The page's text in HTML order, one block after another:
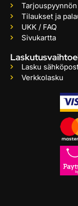
Tilaukset ja
UKK / FAQ
Sivukartta
Lasku
Verkkolasku